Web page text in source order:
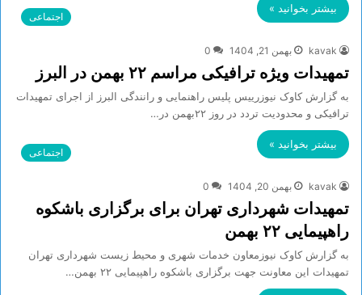
بیشتر بخوانید »
اجتماعی
kavak بهمن 21, 1404 0
تمهیدات ویژه ترافیکی مراسم ٢٢ بهمن در البرز
به گزارش کاوک نیوزرییس پلیس راهنمایی و رانندگی البرز از اجرای تمهیدات
ترافیکی و محدودیت تردد در روز ۲۲بهمن در…
بیشتر بخوانید »
اجتماعی
kavak بهمن 20, 1404 0
تمهیدات شهرداری تهران برای برگزاری باشکوه
راهپیمایی ۲۲ بهمن
به گزارش کاوک نیوزمعاون خدمات شهری و محیط زیست شهرداری تهران
تمهیدات این معاونت جهت برگزاری باشکوه راهپیمایی ۲۲ بهمن…